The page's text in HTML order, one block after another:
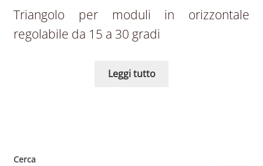
Triangolo per moduli in orizzontale
regolabile da 15 a 30 gradi
Leggi tutto
Cerca